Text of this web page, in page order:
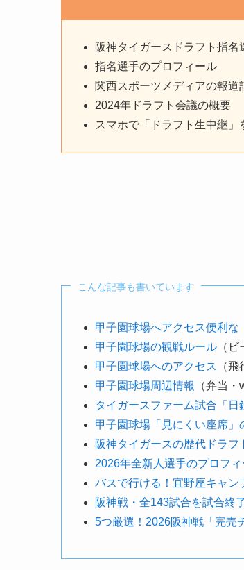
阪神タイガースドラフト指名
指名選手のプロフィール
関西スポーツメディアの報道
2024年ドラフト会議の概要
スマホで「ドラフト生中継」
こんな記事も書いています
甲子園球場へアクセス便利な
甲子園球場の観戦ルール （
甲子園球場へのアクセス
（
甲子園球場周辺情報
（弁当・
タイガースファーム試合「
甲子園球場「見にくい座席」
阪神タイガースの歴代ドラフ
2026年全新人選手のプロフ
バスで行ける！宜野座キャン
阪神戦・全143試合を試合終
5つ厳選！2026阪神戦「完売